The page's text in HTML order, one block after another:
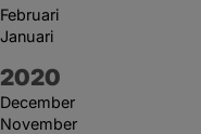
Februari
Januari
År:
2020
December
November